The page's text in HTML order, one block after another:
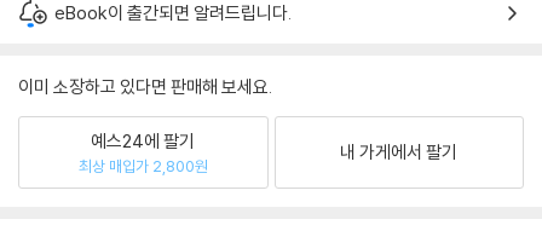
eBook이 출간되면 알려드립니다.
이미 소장하고 있다면 판매해 보세요.
예스24에 팔기
최상 매입가 2,800원
내 가게에서 팔기